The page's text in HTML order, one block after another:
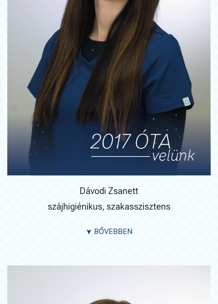
Dávodi Zsanett
szájhigiénikus, szakasszisztens
➤ BŐVEBBEN